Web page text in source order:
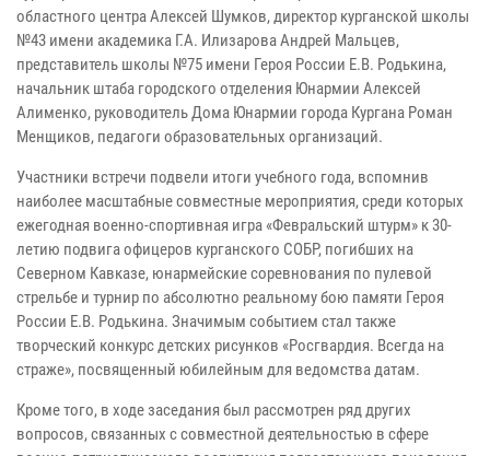
областного центра Алексей Шумков, директор курганской школы
№43 имени академика Г.А. Илизарова Андрей Мальцев,
представитель школы №75 имени Героя России Е.В. Родькина,
начальник штаба городского отделения Юнармии Алексей
Алименко, руководитель Дома Юнармии города Кургана Роман
Менщиков, педагоги образовательных организаций.
Участники встречи подвели итоги учебного года, вспомнив
наиболее масштабные совместные мероприятия, среди которых
ежегодная военно-спортивная игра «Февральский штурм» к 30-
летию подвига офицеров курганского СОБР, погибших на
Северном Кавказе, юнармейские соревнования по пулевой
стрельбе и турнир по абсолютно реальному бою памяти Героя
России Е.В. Родькина. Значимым событием стал также
творческий конкурс детских рисунков «Росгвардия. Всегда на
страже», посвященный юбилейным для ведомства датам.
Кроме того, в ходе заседания был рассмотрен ряд других
вопросов, связанных с совместной деятельностью в сфере